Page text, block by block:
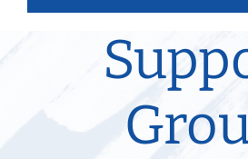
Quiénes
Nuestros